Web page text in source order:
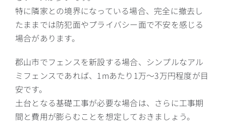
特に隣家との境界になっている場合、完全に撤去し
たままでは防犯面やプライバシー面で不安を感じる
場合があります。
郡山市でフェンスを新設する場合、シンプルなアル
ミフェンスであれば、1mあたり1万〜3万円程度が目
安です。
土台となる基礎工事が必要な場合は、さらに工事期
間と費用が膨らむことを想定しておきましょう。